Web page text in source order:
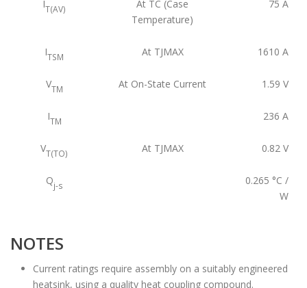
IT(AV)
At TC (Case
Temperature)
75 A
ITSM At TJMAX 1610 A
VTM At On-State Current 1.59 V
ITM 236 A
VT(TO) At TJMAX 0.82 V
Qj-s 0.265 °C /
W
NOTES
Current ratings require assembly on a suitably engineered
heatsink, using a quality heat coupling compound.